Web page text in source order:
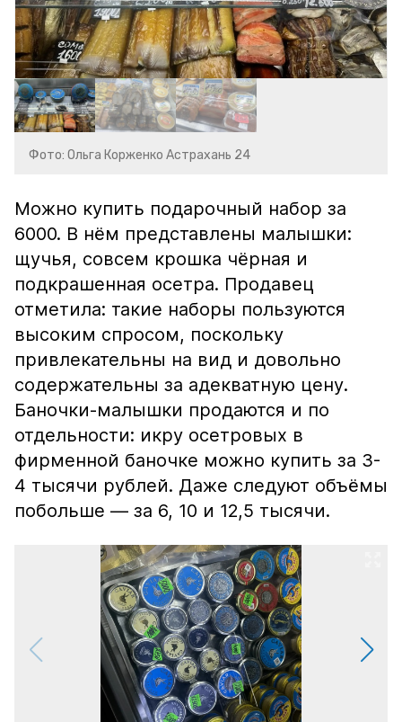
Фото: Ольга Корженко Астрахань 24
Можно купить подарочный набор за
6000. В нём представлены малышки:
щучья, совсем крошка чёрная и
подкрашенная осетра. Продавец
отметила: такие наборы пользуются
высоким спросом, поскольку
привлекательны на вид и довольно
содержательны за адекватную цену.
Баночки-малышки продаются и по
отдельности: икру осетровых в
фирменной баночке можно купить за 3-
4 тысячи рублей. Даже следуют объёмы
побольше — за 6, 10 и 12,5 тысячи.